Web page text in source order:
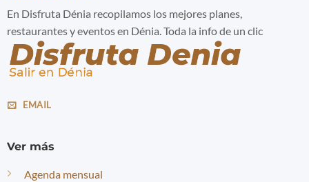
En Disfruta Dénia recopilamos los mejores planes,
restaurantes y eventos en Dénia. Toda la info de un clic
EMAIL
Ver más
Agenda mensual